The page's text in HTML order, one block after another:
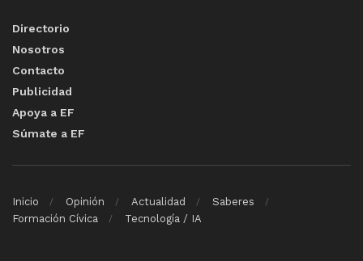
Directorio
Nosotros
Contacto
Publicidad
Apoya a EF
Súmate a EF
Inicio Opinión Actualidad
Saberes
Formación Cívica
Tecnología / IA